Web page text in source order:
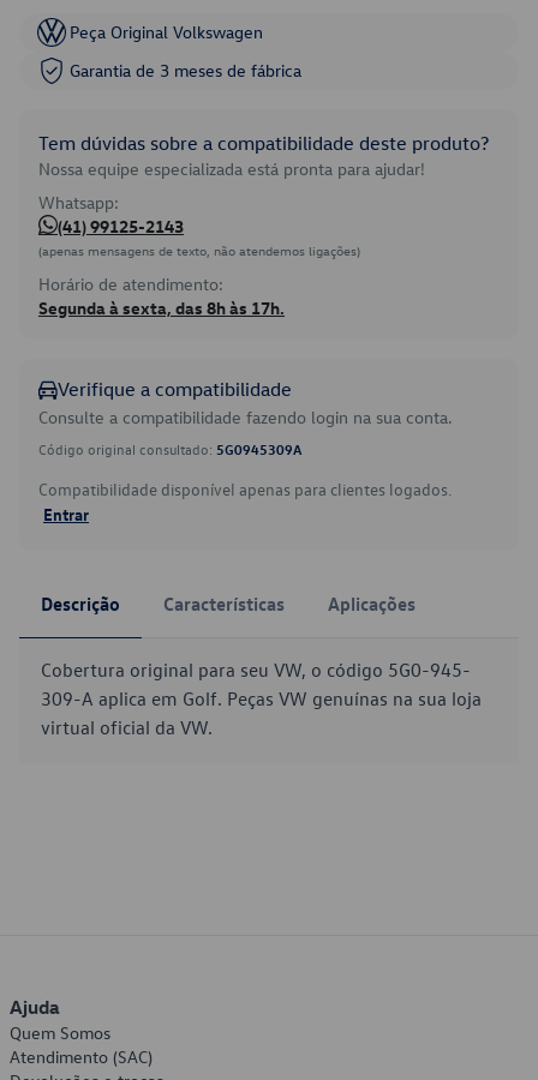
Peça Original Volkswagen
Garantia de 3 meses de fábrica
Tem dúvidas sobre a compatibilidade deste produto?
Nossa equipe especializada está pronta para ajudar!
Whatsapp:
(41) 99125-2143
(apenas mensagens de texto, não atendemos ligações)
Horário de atendimento:
Segunda à sexta, das 8h às 17h.
Verifique a compatibilidade
Consulte a compatibilidade fazendo login na sua conta.
Código original consultado: 5G0945309A
Compatibilidade disponível apenas para clientes logados.
Entrar
Descrição Características Aplicações
Cobertura original para seu VW, o código 5G0-945-
309-A aplica em Golf. Peças VW genuínas na sua loja
virtual oficial da VW.
Ajuda
Quem Somos
Atendimento (SAC)